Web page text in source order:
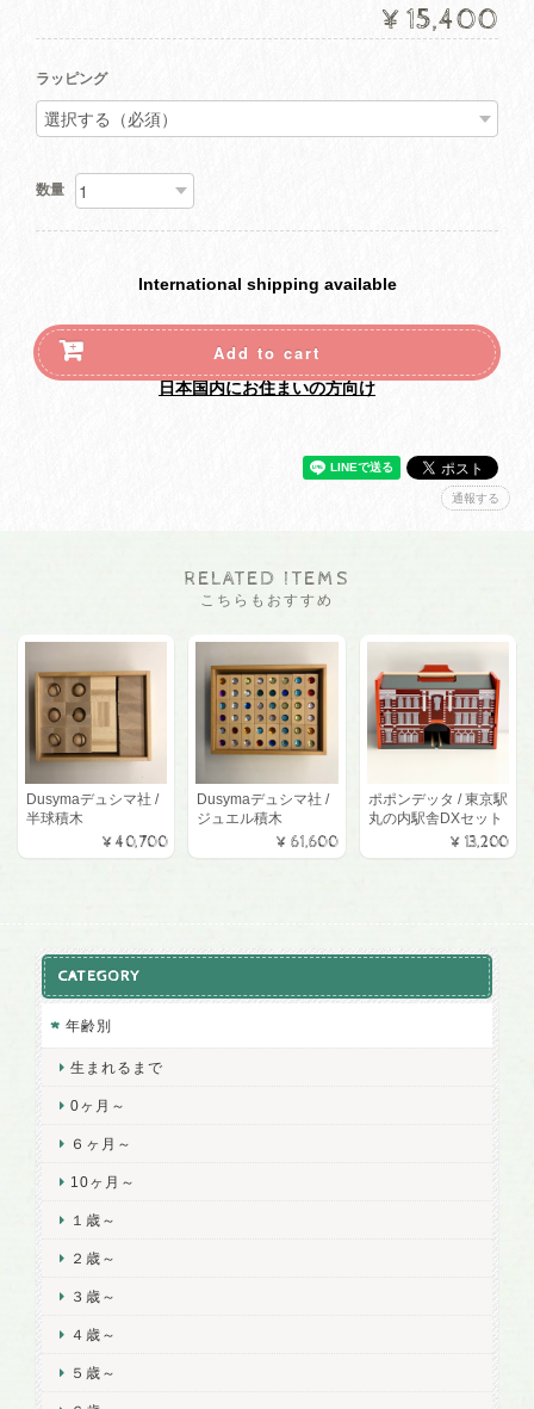
¥15,400
ラッピング
数量
International shipping available
Add to cart
日本国内にお住まいの方向け
通報する
RELATED ITEMS
こちらもおすすめ
Dusymaデュシマ社 /
半球積木
¥40,700
Dusymaデュシマ社 /
ジュエル積木
¥61,600
ポポンデッタ / 東京駅
丸の内駅舎DXセット
¥13,200
CATEGORY
年齢別
生まれるまで
0ヶ月～
６ヶ月～
10ヶ月～
１歳～
２歳～
３歳～
４歳～
５歳～